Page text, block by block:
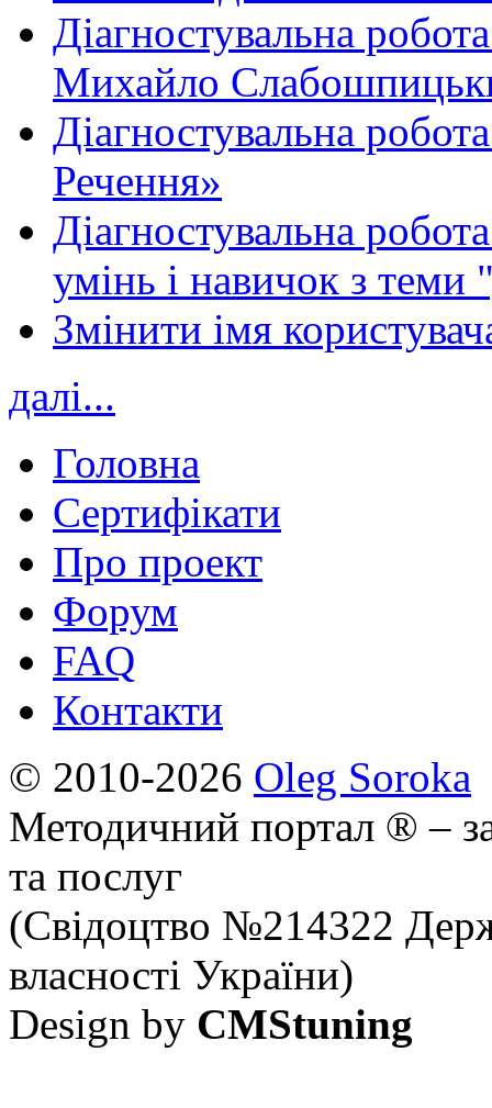
Діагностувальна
Михайло
Діагностувальна
Речення»
Діагностувальна
умінь і навичок з теми
Змінити імя
далі...
Головна
Сертифікати
Про проект
Форум
FAQ
Контакти
© 2010-2026 Oleg Soroka
Методичний портал ® –
та послуг
(Свідоцтво №214322
власності України)
Design by CMStuning